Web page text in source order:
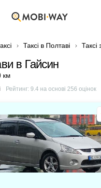
Таксі в Полтаві Таксі
в Гайсин
км
Рейтинг: 9.4на основі 256 оцінок